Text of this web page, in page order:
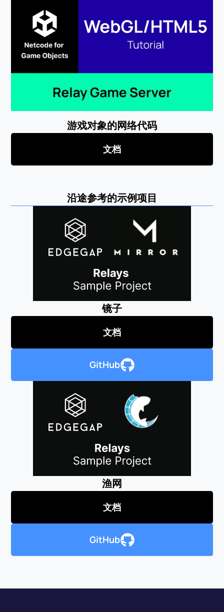
游戏对象的网络代码
文档
沿途参考的示例项目
镜子
文档
GitHub
渔网
文档
GitHub